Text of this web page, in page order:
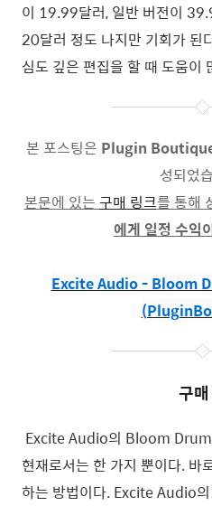
이 19.99달러, 일반 버전이
20달러 정도 나지만 기회가 된
심도 깊은 편집을 할 때 도움이
본 포스팅은 Plugin
성되었
본문에 있는 구매 링크를 통해
에게 일정 수익
Excite Audio - Bloom
구
Excite Audio의 Bloom
현재로서는 한 가지 뿐이다. 바
하는 방법이다. Excite Audio